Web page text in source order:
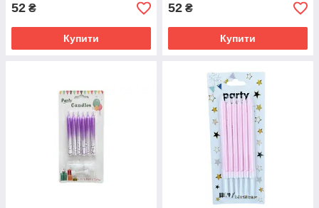
52 ₴
Купити
52 ₴
Купити